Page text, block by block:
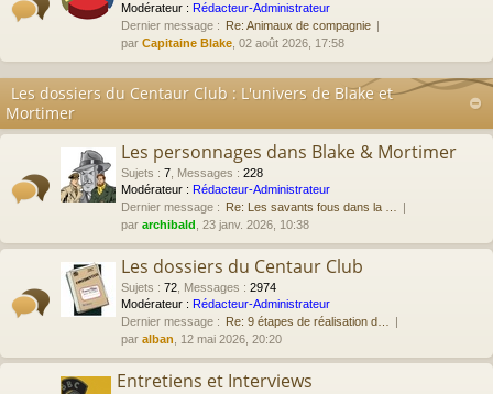
Modérateur : Rédacteur-Administrateur
Dernier message : Re: Animaux de compagnie
par Capitaine Blake , 02 août 2026, 17:58
Les dossiers du Centaur Club : L'univers de Blake et
Mortimer
Les personnages dans Blake & Mortimer
Sujets : 7 Messages : 228
Modérateur : Rédacteur-Administrateur
Dernier message : Re: Les savants fous dans la …
par archibald , 23 janv. 2026, 10:38
Les dossiers du Centaur Club
Sujets : 72 Messages : 2974
Modérateur : Rédacteur-Administrateur
Dernier message : Re: 9 étapes de réalisation d…
par alban , 12 mai 2026, 20:20
Entretiens et Interviews